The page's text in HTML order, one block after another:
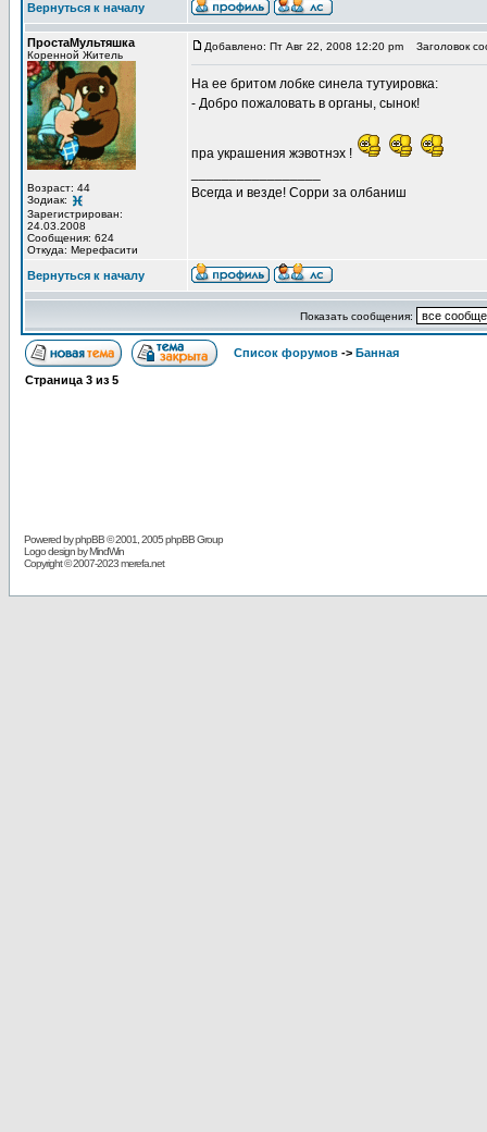
Вернуться к началу
ПростаМультяшка
Коренной Житель
Возраст: 44
Зодиак:
Зарегистрирован:
24.03.2008
Сообщения: 624
Откуда: Мерефасити
Добавлено: Пт Авг 22, 2008 12:20 pm Заголовок
На ее бритом лобке синела тyтyиpовка:
- Добpо пожаловать в оpганы, сынок!
пра украшения жэвотнэх !
Всегда и везде! Сорри за олбаниш
Вернуться к началу
Показать сообщения:
Список форумов -> Банная
Страница 3 из 5
Powered byphpBB© 2001, 2005 phpBB Group
Logo design by MindWin
Copyright © 2007-2023 merefa.net